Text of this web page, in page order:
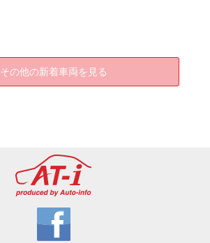
その他の新着車両を見る